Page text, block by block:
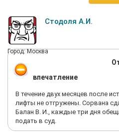
Стодоля А.И.
Город: Москва
впечатление
В течение двух месяцев после
лифты не отгружены. Сорвана
Балан В. И., каждые три дня
подать в суд.